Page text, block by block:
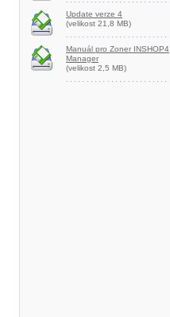
Update verze 4
(velikost 21,8 MB)
Manuál pro Zoner INSHOP4
Manager
(velikost 2,5 MB)